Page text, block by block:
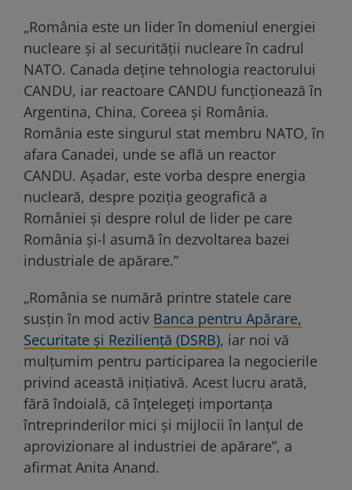
„România este un lider în domeniul energiei
nucleare și al securității nucleare în cadrul
NATO. Canada deține tehnologia reactorului
CANDU, iar reactoare CANDU funcționează în
Argentina, China, Coreea și România.
România este singurul stat membru NATO, în
afara Canadei, unde se află un reactor
CANDU. Așadar, este vorba despre energia
nucleară, despre poziția geografică a
României și despre rolul de lider pe care
România și-l asumă în dezvoltarea bazei
industriale de apărare.”
„România se numără printre statele care
susțin în mod activ Banca pentru Apărare,
Securitate și Reziliență (DSRB), iar noi vă
mulțumim pentru participarea la negocierile
privind această inițiativă. Acest lucru arată,
fără îndoială, că înțelegeți importanța
întreprinderilor mici și mijlocii în lanțul de
aprovizionare al industriei de apărare”, a
afirmat Anita Anand.